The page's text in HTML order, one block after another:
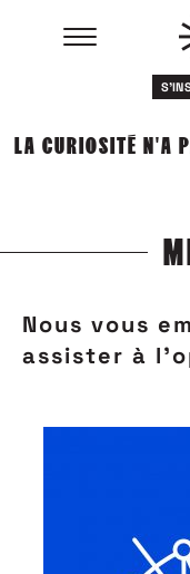
ESHOP
LA CURIOSITÉ N'A
Nous vous
assister à